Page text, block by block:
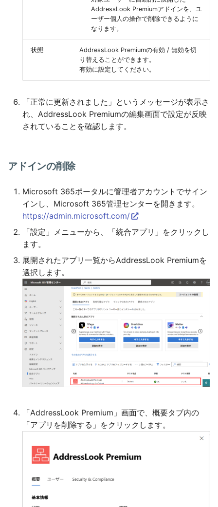
AddressLook Premiumアドインを、ユ
ーザー個人の操作で削除できるように
なります。
状態
AddressLook Premiumの有効 / 無効を切
り替えることができます。
有効に設定してください。
「正常に更新されました」というメッセージが表示さ
れ、AddressLook Premiumの編集画面で設定が反映
されていることを確認します。
アドインの削除
Microsoft 365ポータルに管理者アカウントでサイン
インし、Microsoft 365管理センターを開きます。
https://admin.microsoft.com/
「設定」メニューから、「統合アプリ」をクリックし
ます。
展開されたアプリ一覧からAddressLook Premiumを
選択します。
「AddressLook Premium」画面で、概要タブ内の
「アプリを削除する」をクリックします。